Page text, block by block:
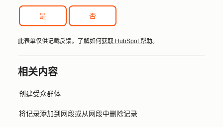
是 否
此表单仅供记载反馈。了解如何 获取 HubSpot 帮助。
相关内容
创建受众群体
将记录添加到网段或从网段中删除记录